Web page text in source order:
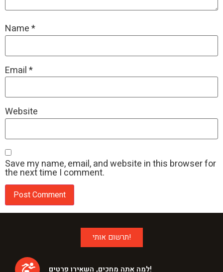
Name*
Email*
Website
Save my name, email, and website in this browser for
the next time I comment.
תרשום אותי!
למה אתה מחכים, השאירו פרטים!